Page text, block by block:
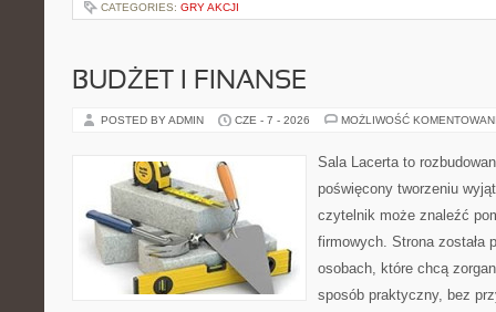
CATEGORIES: GRY AKCJI
BUDŻET I FINANSE
POSTED BY ADMIN CZE - 7 - 2026 MOŻLIWOŚĆ
Sala Lacerta to
poświęcony tworzeniu
czytelnik może znaleźć
firmowych. Strona została
osobach, które chcą
sposób praktyczny, bez